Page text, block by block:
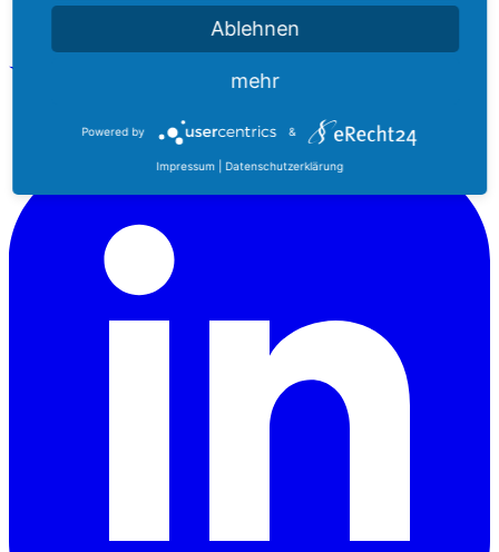
Ablehnen
mehr
Powered by &
Impressum Datenschutzerklärung